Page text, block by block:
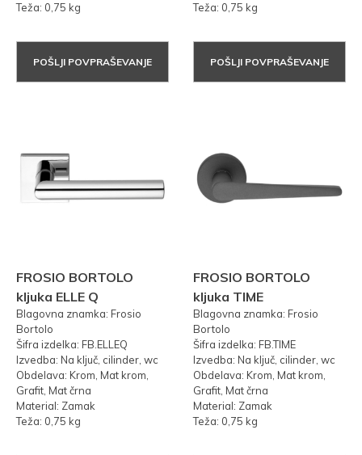
Teža: 0,75 kg
POŠLJI POVPRAŠEVANJE
Teža: 0,75 kg
POŠLJI POVPRAŠEVANJE
FROSIO BORTOLO
kljuka ELLE Q
Blagovna znamka: Frosio
Bortolo
Šifra izdelka: FB.ELLEQ
Izvedba: Na ključ, cilinder, wc
Obdelava: Krom, Mat krom,
Grafit, Mat črna
Material: Zamak
Teža: 0,75 kg
FROSIO BORTOLO
kljuka TIME
Blagovna znamka: Frosio
Bortolo
Šifra izdelka: FB.TIME
Izvedba: Na ključ, cilinder, wc
Obdelava: Krom, Mat krom,
Grafit, Mat črna
Material: Zamak
Teža: 0,75 kg